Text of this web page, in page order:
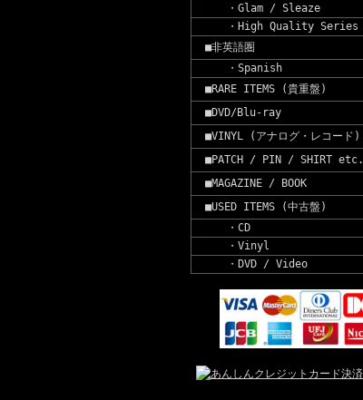
・Glam / Sleaze
・High Quality Series
■非英語圏
・Spanish
■RARE ITEMS (貴重盤)
■DVD/Blu-ray
■VINYL (アナログ・レコード)
■PATCH / PIN / SHIRT etc.
■MAGAZINE / BOOK
■USED ITEMS (中古盤)
・CD
・Vinyl
・DVD / Video